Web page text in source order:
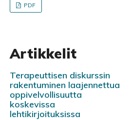
PDF
Artikkelit
Terapeuttisen diskurssin
rakentuminen laajennettua
oppivelvollisuutta
koskevissa
lehtikirjoituksissa